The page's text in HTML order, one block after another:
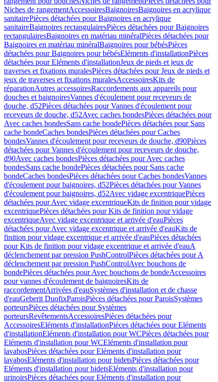
Niches de rangementAccessoiresBaignoiresBaignoires en acrylique
sanitairePièces détachées pour Baignoires en acrylique
sanitaireBaignoires rectangulairesPièces détachées pour Baignoires
rectangulairesBaignoires en matériau minéralPièces détachées pour
Baignoires en matériau minéralBaignoires pour bébésPièces
détachées pour Baignoires pour bébésEléments d'installationPièces
détachées pour Eléments d'installationJeux de pieds et jeux de
traverses et fixations muralesPièces détachées pour Jeux de pieds et
jeux de traverses et fixations muralesAccessoiresKits de
réparationAutres accessoiresRaccordements aux appareils pour
douches et baignoiresVannes d'écoulement pour receveurs de
douche, d52Pièces détachées pour Vannes d'écoulement pour
receveurs de douche, d52Avec caches bondesPièces détachées pour
Avec caches bondesSans cache bondePièces détachées pour Sans
cache bondeCaches bondesPièces détachées pour Caches
bondesVannes d'écoulement pour receveurs de douche, d90Pièces
détachées pour Vannes d'écoulement pour receveurs de douche,
d90Avec caches bondesPièces détachées pour Avec caches
bondesSans cache bondePièces détachées pour Sans cache
bondeCaches bondesPièces détachées pour Caches bondesVannes
d'écoulement pour baignoires, d52Pièces détachées pour Vannes
d'écoulement pour baignoires, d52Avec vidage excentriquePièces
détachées pour Avec vidage excentriqueKits de finition pour vidage
excentriquePièces détachées pour Kits de finition pour vidage
excentriqueAvec vidage excentrique et arrivée d'eauPièces
détachées pour Avec vidage excentrique et arrivée d'eauKits de
finition pour vidage excentrique et arrivée d'eauPièces détachées
pour Kits de finition pour vidage excentrique et arrivée d'eauA
déclenchement par pression PushControlPièces détachées pour A
déclenchement par pression PushControlAvec bouchons de
bondePièces détachées pour Avec bouchons de bondeAccessoires
pour vannes d'écoulement de baignoiresKits de
raccordementArrivées d'eauSystèmes d'installation et de chasse
d'eauGeberit DuofixParoisPièces détachées pour ParoisSystèmes
porteursPièces détachées pour Systèmes
porteursRevêtementsAccessoiresPièces détachées pour
AccessoiresEléments d'installationPièces détachées pour Eléments
d'installationEléments d'installation pour WCPièces détachées pour
Eléments d'installation pour WCEléments d'installation pour
lavabosPièces détachées pour Eléments d'installation pour
lavabosEléments d'installation pour bidetsPièces détachées pour
Eléments d'installation pour bidetsEléments d'installation pour
urinoirsPièces détachées pour Eléments d'installation pour